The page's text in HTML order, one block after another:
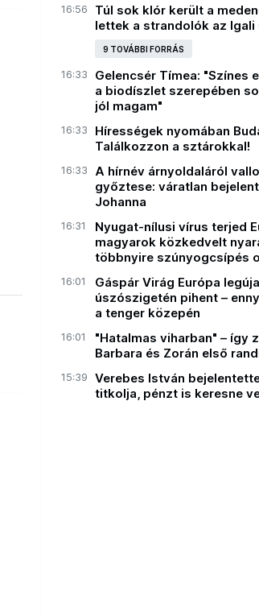
16:56
Túl sok klór került a
lettek a strandolók az
9 TOVÁBBI FORRÁS
16:33
Gelencsér Tímea: "Színes
a biodíszlet szerepében
jól magam"
16:33
Hírességek nyomában
Találkozzon a sztárokkal!
16:33
A hírnév árnyoldaláról
győztese: váratlan
Johanna
16:31
Nyugat-nílusi vírus terjed
magyarok közkedvelt
többnyire szúnyogcsípés
16:01
Gáspár Virág Európa
úszószigetén pihent –
a tenger közepén
16:01
"Hatalmas viharban" – így
Barbara és Zorán első
15:39
Verebes István
titkolja, pénzt is keresne